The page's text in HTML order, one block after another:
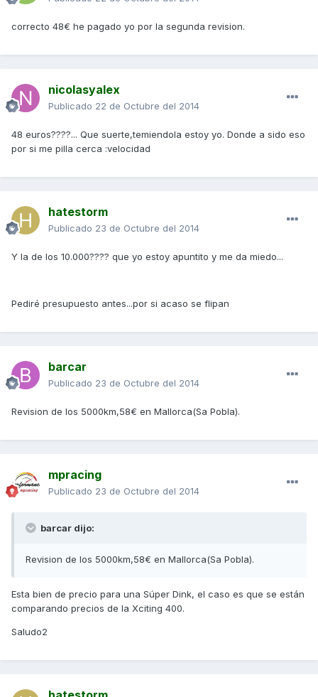
correcto 48€ he pagado yo por la segunda revision.
nicolasyalex
Publicado 22 de Octubre del 2014
48 euros????... Que suerte,temiendola estoy yo. Donde a sido eso
por si me pilla cerca :velocidad
hatestorm
Publicado 23 de Octubre del 2014
Y la de los 10.000???? que yo estoy apuntito y me da miedo...
Pediré presupuesto antes...por si acaso se flipan
barcar
Publicado 23 de Octubre del 2014
Revision de los 5000km,58€ en Mallorca(Sa Pobla).
mpracing
Publicado 23 de Octubre del 2014
barcar dijo:
Revision de los 5000km,58€ en Mallorca(Sa Pobla).
Esta bien de precio para una Súper Dink, el caso es que se están
comparando precios de la Xciting 400.
Saludo2